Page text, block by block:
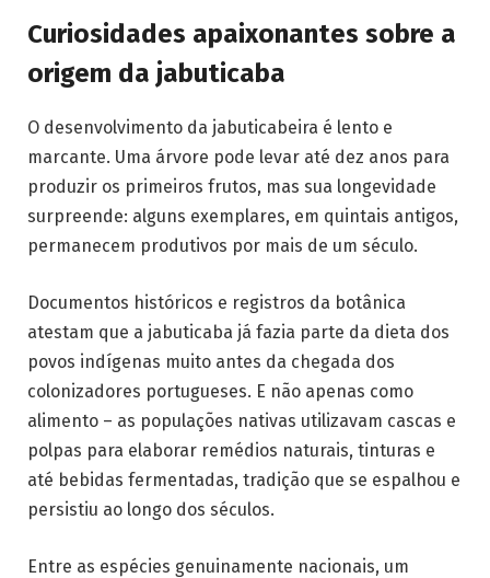
Curiosidades apaixonantes sobre a
origem da jabuticaba
O desenvolvimento da jabuticabeira é lento e
marcante. Uma árvore pode levar até dez anos para
produzir os primeiros frutos, mas sua longevidade
surpreende: alguns exemplares, em quintais antigos,
permanecem produtivos por mais de um século.
Documentos históricos e registros da botânica
atestam que a jabuticaba já fazia parte da dieta dos
povos indígenas muito antes da chegada dos
colonizadores portugueses. E não apenas como
alimento – as populações nativas utilizavam cascas e
polpas para elaborar remédios naturais, tinturas e
até bebidas fermentadas, tradição que se espalhou e
persistiu ao longo dos séculos.
Entre as espécies genuinamente nacionais, um